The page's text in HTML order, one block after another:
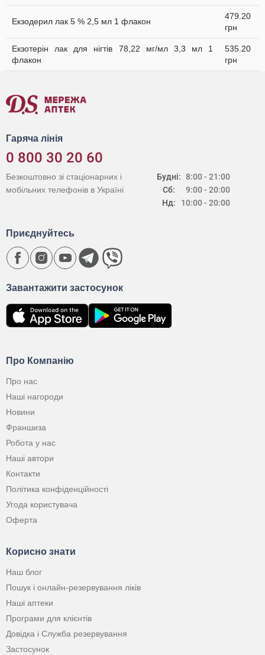
Екзодерил лак 5 % 2,5 мл 1 флакон
479.20
грн
Екзотерін лак для нігтів 78,22 мг/мл 3,3 мл 1
флакон
535.20
грн
Гаряча лінія
0 800 30 20 60
Будні:
Сб:
Нд:
8:00 - 21:00
9:00 - 20:00
10:00 - 20:00
Безкоштовно зі стаціонарних і
мобільних телефонів в Україні
Про Компанію
Про нас
Наші нагороди
Новини
Франшиза
Робота у нас
Наші автори
Контакти
Політика конфіденційності
Угода користувача
Оферта
Корисно знати
Наш блог
Пошук і онлайн-резервування ліків
Наші аптеки
Програми для клієнтів
Довідка і Служба резервування
Застосунок
Завантажити застосунок
Приєднуйтесь